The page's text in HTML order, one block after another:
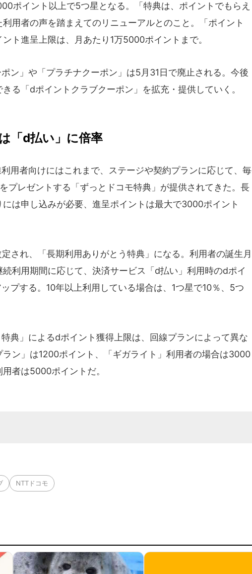
ポイント以上で5つ星となる。「特典は、ポイントでもらえ
用者の声を踏まえてのリニューアルとのこと。「ポイント
ト進呈上限は、月あたり1万5000ポイントまで。
ン」や「プラチナクーポン」は5月31日で廃止される。今後
る「dポイントクラブクーポン」を拡充・提供していく。
「d払い」に倍率
用者向けにはこれまで、ステージや契約プランに応じて、毎
プレゼントする「ずっとドコモ特典」が提供されてきた。長
は申し込みが必要、進呈ポイントは最大で3000ポイント
され、「長期利用ありがとう特典」になる。利用者の誕生月
利用期間に応じて、決済サービス「d払い」利用時のdポイ
プする。10年以上利用している場合は、1つ星で10％、5つ
典」によるdポイント獲得上限は、回線プランによって異な
ラン」は1200ポイント、「ギガライト」利用者の場合は3000
者は5000ポイントだ。
NTTドコモ